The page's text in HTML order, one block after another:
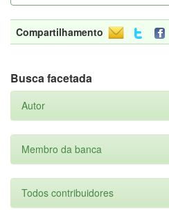
Compartilhamento
Busca facetada
Autor
Membro da banca
Todos contribuidores